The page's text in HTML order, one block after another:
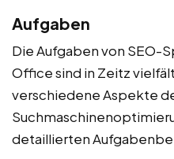
Aufgaben
Die Aufgaben von SEO-
Office sind in Zeitz
verschiedene Aspekte
detaillierten